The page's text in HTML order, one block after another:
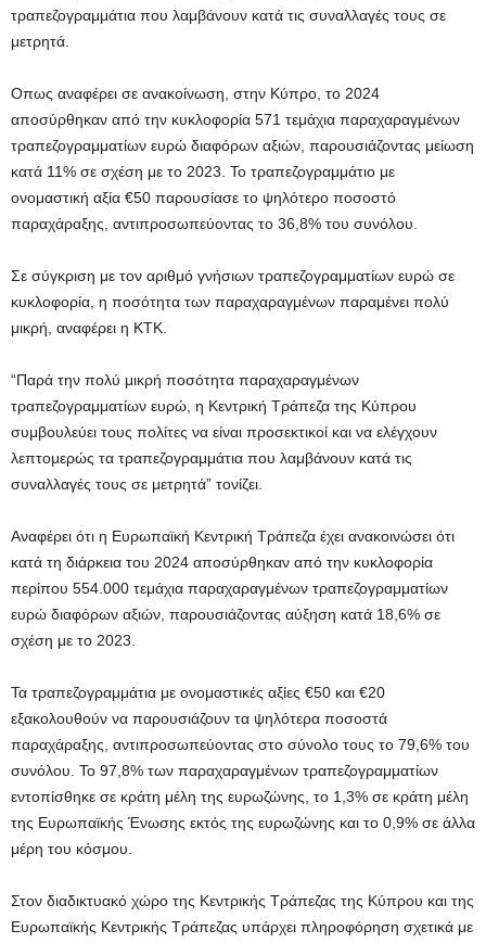
τραπεζογραμμάτια που λαμβάνουν κατά τις συναλλαγές τους σε
μετρητά.
Οπως αναφέρει σε ανακοίνωση, στην Κύπρο, το 2024
αποσύρθηκαν από την κυκλοφορία 571 τεμάχια παραχαραγμένων
τραπεζογραμματίων ευρώ διαφόρων αξιών, παρουσιάζοντας μείωση
κατά 11% σε σχέση με το 2023. Το τραπεζογραμμάτιο με
ονομαστική αξία €50 παρουσίασε το ψηλότερο ποσοστό
παραχάραξης, αντιπροσωπεύοντας το 36,8% του συνόλου.
Σε σύγκριση με τον αριθμό γνήσιων τραπεζογραμματίων ευρώ σε
κυκλοφορία, η ποσότητα των παραχαραγμένων παραμένει πολύ
μικρή, αναφέρει η ΚΤΚ.
“Παρά την πολύ μικρή ποσότητα παραχαραγμένων
τραπεζογραμματίων ευρώ, η Κεντρική Τράπεζα της Κύπρου
συμβουλεύει τους πολίτες να είναι προσεκτικοί και να ελέγχουν
λεπτομερώς τα τραπεζογραμμάτια που λαμβάνουν κατά τις
συναλλαγές τους σε μετρητά” τονίζει.
Αναφέρει ότι η Ευρωπαϊκή Κεντρική Τράπεζα έχει ανακοινώσει ότι
κατά τη διάρκεια του 2024 αποσύρθηκαν από την κυκλοφορία
περίπου 554.000 τεμάχια παραχαραγμένων τραπεζογραμματίων
ευρώ διαφόρων αξιών, παρουσιάζοντας αύξηση κατά 18,6% σε
σχέση με το 2023.
Τα τραπεζογραμμάτια με ονομαστικές αξίες €50 και €20
εξακολουθούν να παρουσιάζουν τα ψηλότερα ποσοστά
παραχάραξης, αντιπροσωπεύοντας στο σύνολο τους το 79,6% του
συνόλου. Το 97,8% των παραχαραγμένων τραπεζογραμματίων
εντοπίσθηκε σε κράτη μέλη της ευρωζώνης, το 1,3% σε κράτη μέλη
της Ευρωπαϊκής Ένωσης εκτός της ευρωζώνης και το 0,9% σε άλλα
μέρη του κόσμου.
Στον διαδικτυακό χώρο της Κεντρικής Τράπεζας της Κύπρου και της
Ευρωπαϊκής Κεντρικής Τράπεζας υπάρχει πληροφόρηση σχετικά με